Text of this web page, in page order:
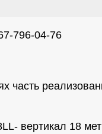
796-04-76
часть
вертикал 18